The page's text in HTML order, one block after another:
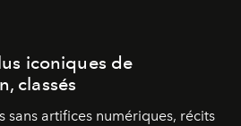
iconiques de
classés
sans artifices numériques, récits